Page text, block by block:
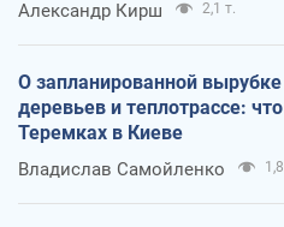
Александр Кирш 2,1 т.
О запланированной
деревьев и теплотрассе:
Теремках в Киеве
Владислав Самойленко